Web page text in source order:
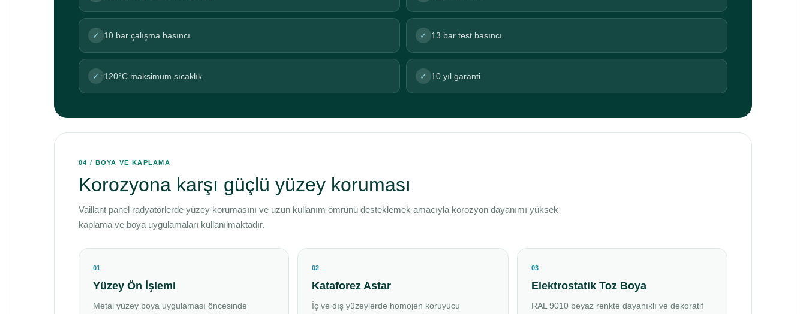
✓ 10 bar çalışma basıncı ✓ 13 bar test basıncı
✓ 120°C maksimum sıcaklık ✓ 10 yıl garanti
04 / BOYA VE KAPLAMA
Korozyona karşı güçlü yüzey koruması
Vaillant panel radyatörlerde yüzey korumasını ve uzun kullanım ömrünü desteklemek amacıyla korozyon dayanımı yüksek
kaplama ve boya uygulamaları kullanılmaktadır.
01
Yüzey Ön İşlemi
Metal yüzey boya uygulaması öncesinde
02
Kataforez Astar
İç ve dış yüzeylerde homojen koruyucu
03
Elektrostatik Toz Boya
RAL 9010 beyaz renkte dayanıklı ve dekoratif